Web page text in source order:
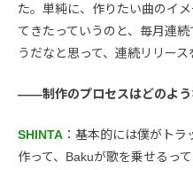
た。単純に、作りたい曲のイ
てきたっていうのと、毎月連
うだなと思って、連続リリース
――制作のプロセスはどのよう
SHINTA ：基本的には僕がト
作って、Bakuが歌を乗せるっ